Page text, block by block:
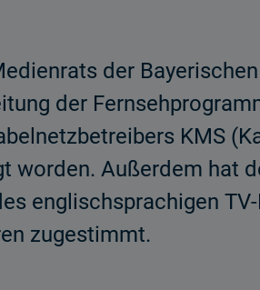
der
der
KMS
worden. Außerdem hat
englischsprachigen
zugestimmt.